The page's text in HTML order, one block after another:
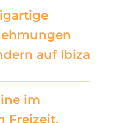
auf Ibiza
im
Freizeit,